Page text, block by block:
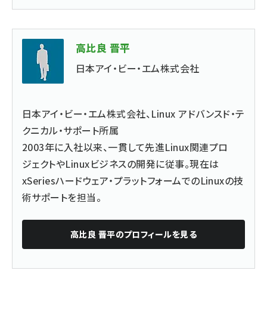
高比良 晋平
日本アイ・ビー・エム株式会社
日本アイ・ビー・エム株式会社、Linux アドバンスド・テ
クニカル・サポート所属
2003年に入社以来、一貫して先進Linux関連プロ
ジェクトやLinuxビジネスの開発に従事。現在は
xSeriesハードウェア・プラットフォームでのLinuxの技
術サポートを担当。
高比良 晋平のプロフィールを見る